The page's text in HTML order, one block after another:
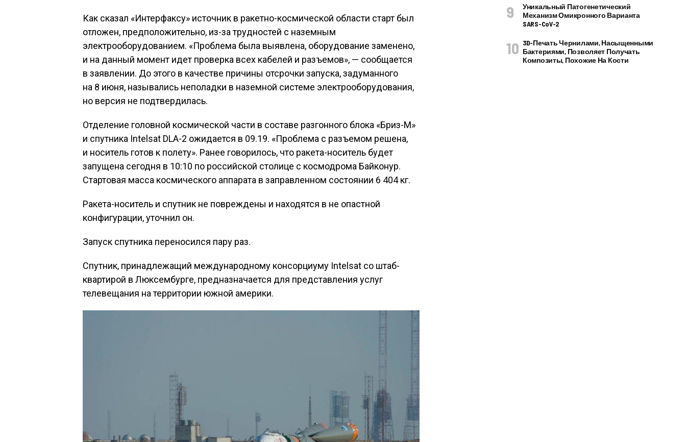
Как сказал «Интерфаксу» источник в ракетно-космической области старт был
отложен, предположительно, из-за трудностей с наземным
электрооборудованием. «Проблема была выявлена, оборудование заменено,
и на данный момент идет проверка всех кабелей и разъемов», — сообщается
в заявлении. До этого в качестве причины отсрочки запуска, задуманного
на 8 июня, назывались неполадки в наземной системе электрооборудования,
но версия не подтвердилась.
Отделение головной космической части в составе разгонного блока «Бриз-М»
и спутника Intelsat DLA-2 ожидается в 09.19. «Проблема с разъемом решена,
и носитель готов к полету». Ранее говорилось, что ракета-носитель будет
запущена сегодня в 10:10 по российской столице с космодрома Байконур.
Стартовая масса космического аппарата в заправленном состоянии 6 404 кг.
Ракета-носитель и спутник не повреждены и находятся в не опастной
конфигурации, уточнил он.
Запуск спутника переносился пару раз.
Спутник, принадлежащий международному консорциуму Intelsat со штаб-
квартирой в Люксембурге, предназначается для представления услуг
телевещания на территории южной америки.
Уникальный Патогенетический
Механизм Омикронного Варианта
SARS-CoV-2
3D-Печать Чернилами, Насыщенными
Бактериями, Позволяет Получать
Композиты, Похожие На Кости